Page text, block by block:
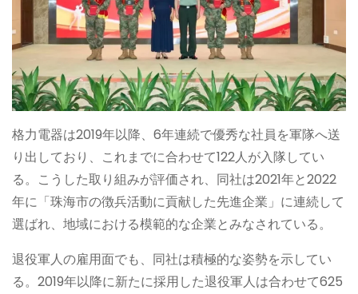
格力電器は2019年以降、6年連続で優秀な社員を軍隊へ送
り出しており、これまでに合わせて122人が入隊してい
る。こうした取り組みが評価され、同社は2021年と2022
年に「珠海市の徴兵活動に貢献した先進企業」に連続して
選ばれ、地域における模範的な企業とみなされている。
退役軍人の雇用面でも、同社は積極的な姿勢を示してい
る。2019年以降に新たに採用した退役軍人は合わせて625